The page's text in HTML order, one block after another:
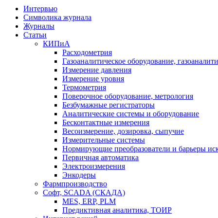
Интервью
Символика журнала
Журналы
Статьи
КИПиА
Расходометрия
Газоаналитическое оборудование,
Измерение давления
Измерение уровня
Термометрия
Поверочное оборудование, метрология
Безбумажные регистраторы
Аналитические системы и оборудование
Бесконтактные измерения
Весоизмерение, дозировка, сыпучие
Измерительные системы
Нормирующие преобразователи и барьеры
Первичная автоматика
Электроизмерения
Энкодеры
Фармпроизводство
Софт, SCADA (СКАДА)
MES, ERP, PLM
Предиктивная аналитика, ТОИР